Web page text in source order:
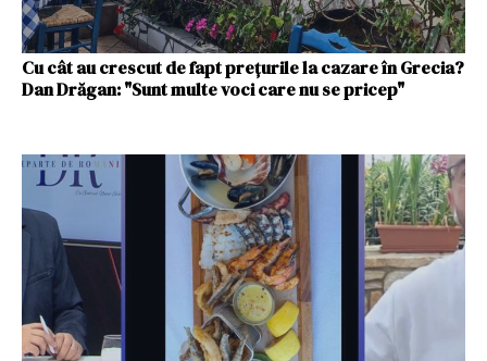
Cu cât au crescut de fapt prețurile la cazare în Grecia?
Dan Drăgan: "Sunt multe voci care nu se pricep"